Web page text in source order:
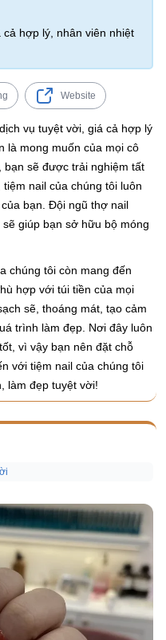
hợp lý, nhân viên nhiệt
Website
vụ tuyệt vời, giá cả hợp lý
là mong muốn của mọi cô
sẽ được trải nghiệm tất
nail của chúng tôi luôn
bạn. Đội ngũ thợ nail
giúp bạn sở hữu bộ móng
chúng tôi còn mang đến
hợp với túi tiền của mọi
sẽ, thoáng mát, tạo cảm
trình làm đẹp. Nơi đây luôn
vì vậy bạn nên đặt chỗ
với tiệm nail của chúng tôi
làm đẹp tuyệt vời!